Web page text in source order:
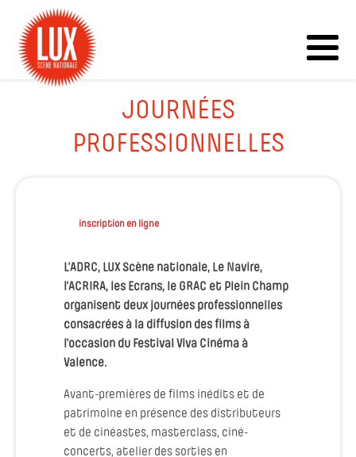
JOURNÉES
PROFESSIONNELLES
inscription en ligne
L’ADRC, LUX Scène nationale, Le Navire,
l’ACRIRA, les Ecrans, le GRAC et Plein Champ
organisent deux journées professionnelles
consacrées à la diffusion des films à
l'occasion du Festival Viva Cinéma à
Valence.
Avant-premières de films inédits et de
patrimoine en présence des distributeurs
et de cinéastes, masterclass, ciné-
concerts, atelier des sorties en